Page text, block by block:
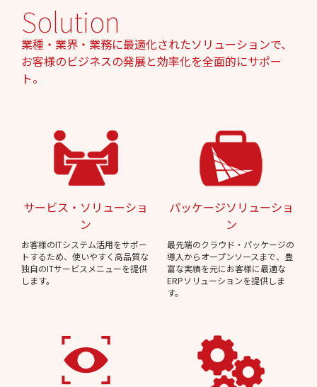
Solution
業種・業界・業務に最適化されたソリューションで、
お客様のビジネスの発展と効率化を全面的にサポー
ト。
サービス・ソリューショ
ン
お客様のITシステム活用をサポー
トするため、使いやすく高品質な
独自のITサービスメニューを提供
します。
パッケージソリューショ
ン
最先端のクラウド・パッケージの
導入からオープンソースまで、豊
富な実績を元にお客様に最適な
ERPソリューションを提供しま
す。